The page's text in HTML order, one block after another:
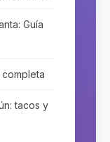
Guía
tacos y